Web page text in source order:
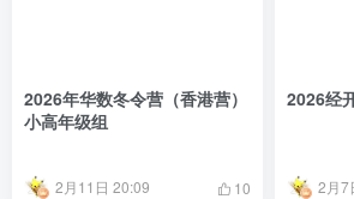
2026年华数冬令营（香港营）
小高年级组
2月11日 20:09 10
2026经
2月7